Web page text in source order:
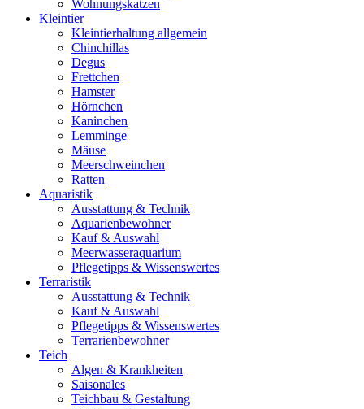
Wohnungskatzen
Kleintier
Kleintierhaltung allgemein
Chinchillas
Degus
Frettchen
Hamster
Hörnchen
Kaninchen
Lemminge
Mäuse
Meerschweinchen
Ratten
Aquaristik
Ausstattung & Technik
Aquarienbewohner
Kauf & Auswahl
Meerwasseraquarium
Pflegetipps & Wissenswertes
Terraristik
Ausstattung & Technik
Kauf & Auswahl
Pflegetipps & Wissenswertes
Terrarienbewohner
Teich
Algen & Krankheiten
Saisonales
Teichbau & Gestaltung